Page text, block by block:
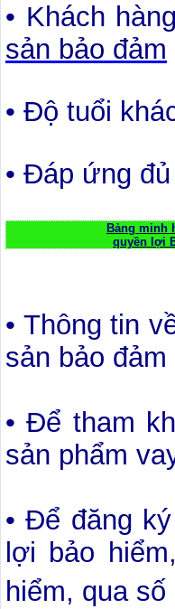
• Khách
sản bảo đảm
• Độ tuổi
• Đáp ứng
Bảng minh
quyền lợi
• Thông tin
sản bảo
• Để tham
sản phẩm
• Để đăng
lợi bảo
hiểm, qua